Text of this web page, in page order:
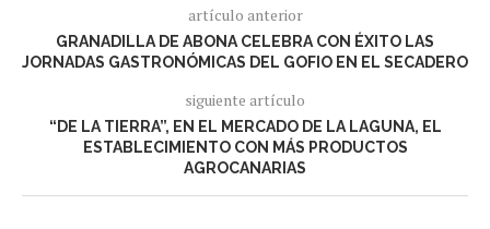
artículo anterior
GRANADILLA DE ABONA CELEBRA CON ÉXITO LAS
JORNADAS GASTRONÓMICAS DEL GOFIO EN EL SECADERO
siguiente artículo
“DE LA TIERRA”, EN EL MERCADO DE LA LAGUNA, EL
ESTABLECIMIENTO CON MÁS PRODUCTOS
AGROCANARIAS